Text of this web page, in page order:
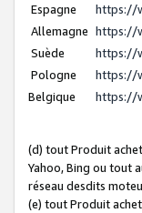
Espagne
https://
Allemagne https://
Suède
https://
Pologne
https://
Belgique
https://
(d) tout Produit
Yahoo, Bing ou tout
réseau desdits
(e) tout Produit